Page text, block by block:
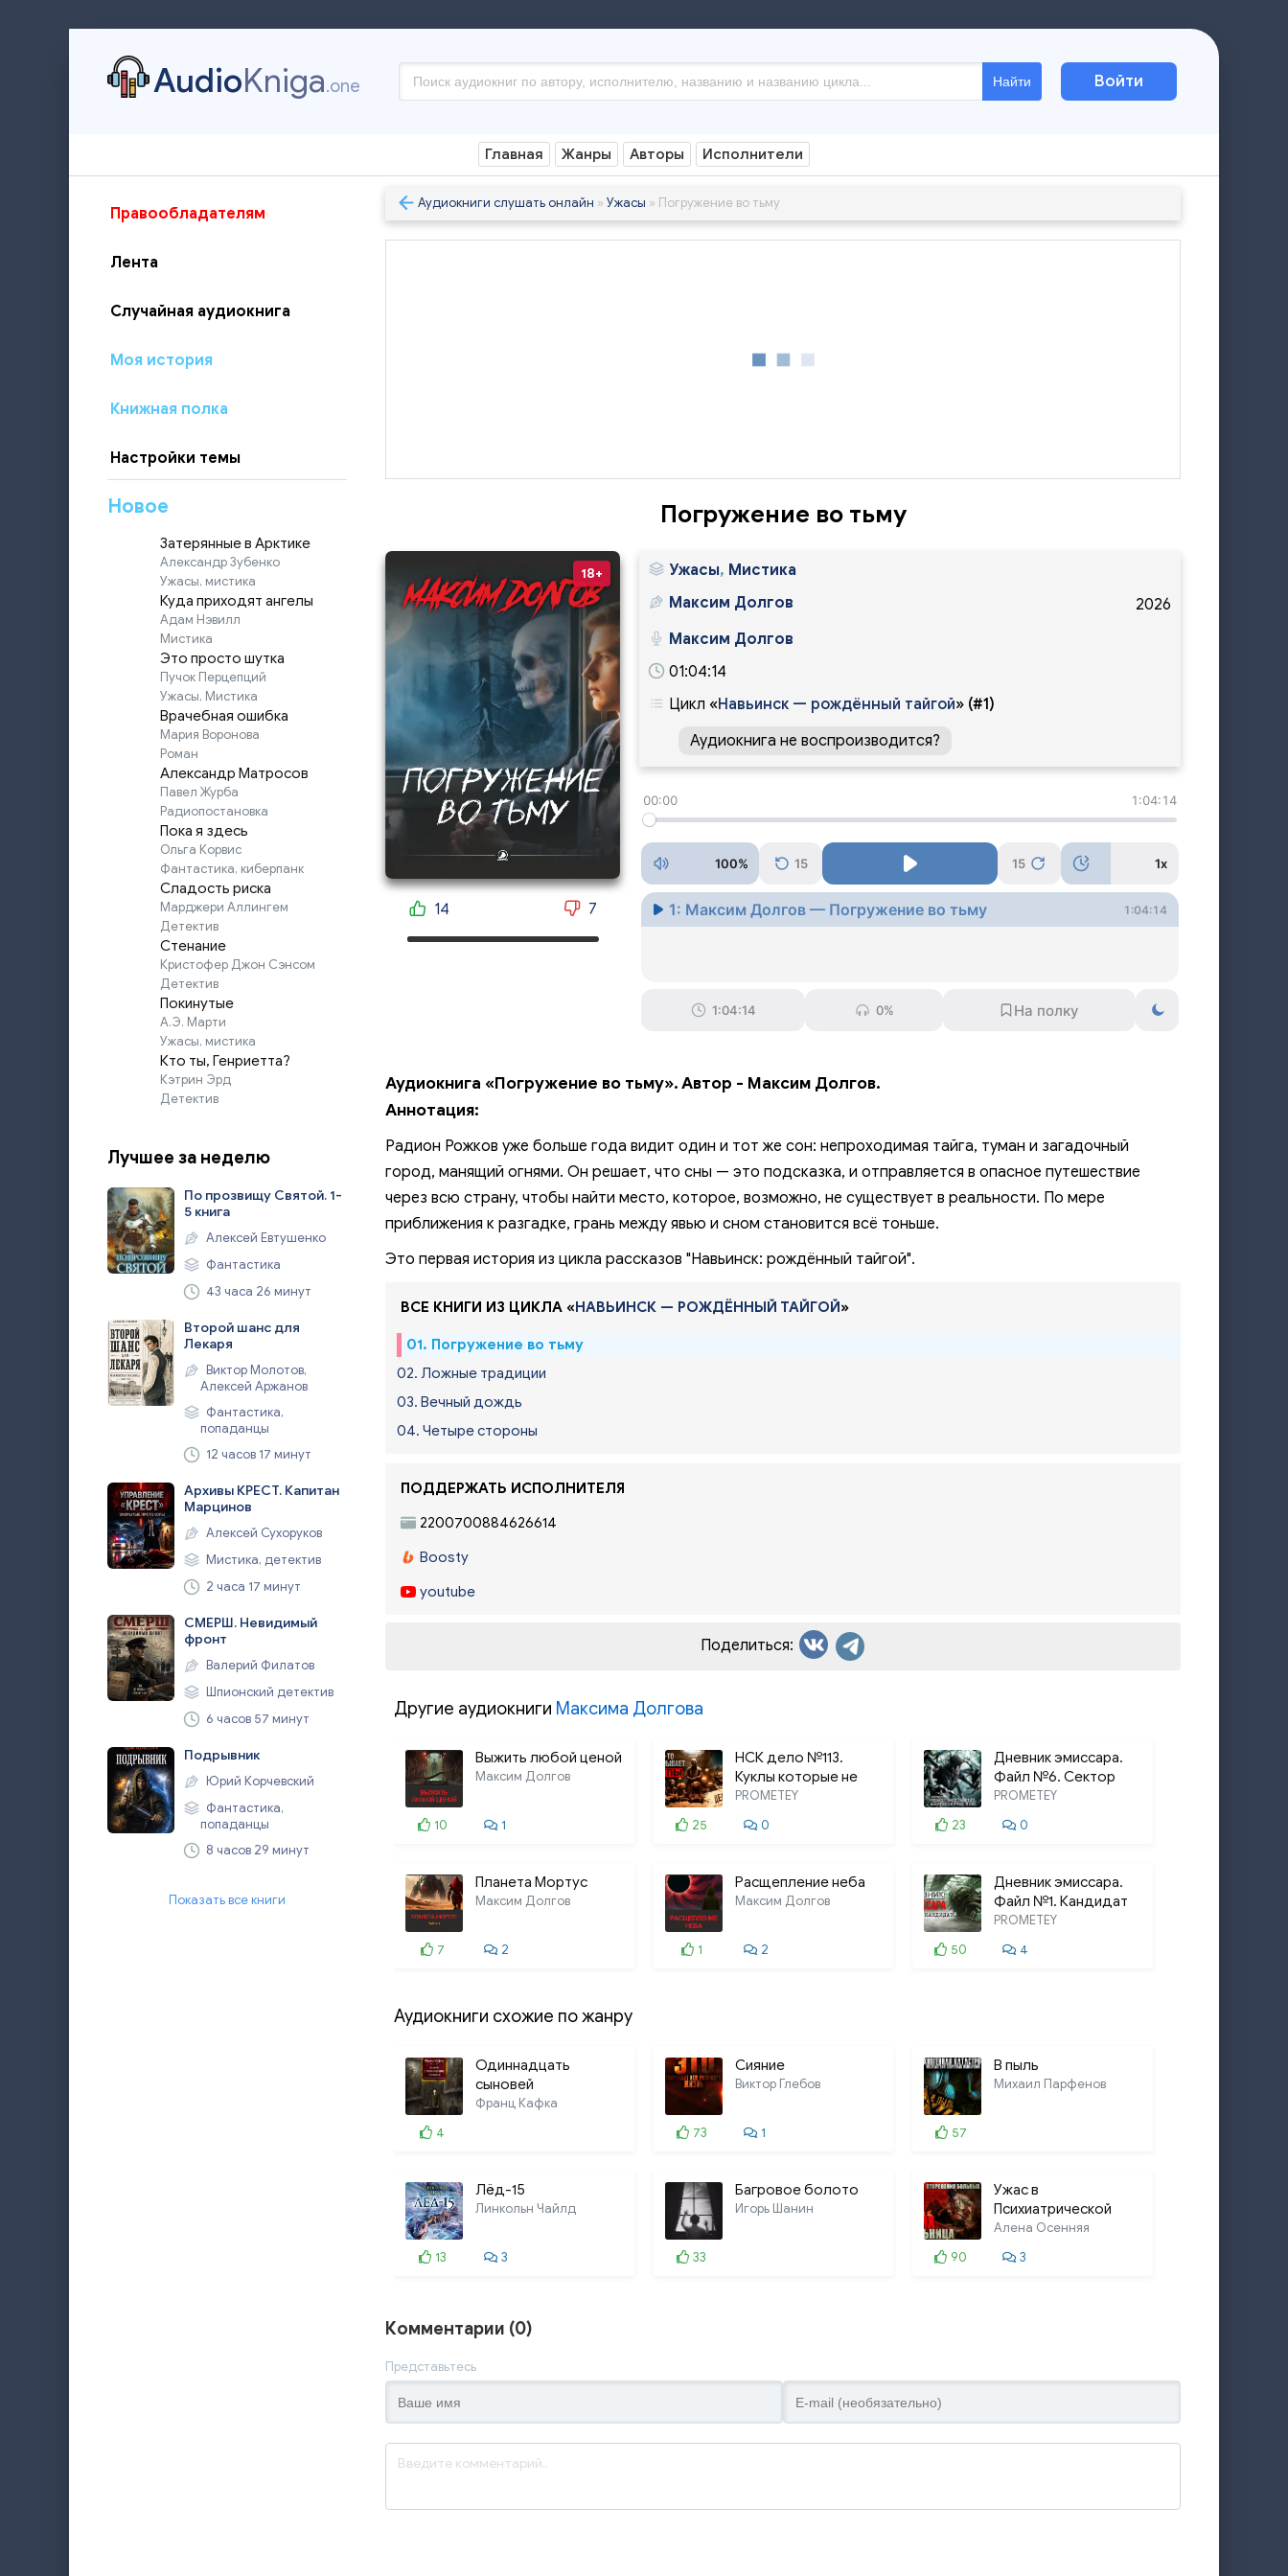
AudioKniga.one Найти Войти
Главная Жанры Авторы Исполнители
Правообладателям
Лента
Случайная аудиокнига
Моя история
Книжная полка
Настройки темы
Новое
Затерянные в Арктике
Александр Зубенко
Ужасы, мистика
Куда приходят ангелы
Адам Нэвилл
Мистика
Это просто шутка
Пучок Перцепций
Ужасы, Мистика
Врачебная ошибка
Мария Воронова
Роман
Александр Матросов
Павел Журба
Радиопостановка
Пока я здесь
Ольга Корвис
Фантастика, киберпанк
Сладость риска
Марджери Аллингем
Детектив
Стенание
Кристофер Джон Сэнсом
Детектив
Покинутые
А.Э. Марти
Ужасы, мистика
Кто ты, Генриетта?
Кэтрин Эрд
Детектив
Лучшее за неделю
По прозвищу Святой. 1-
5 книга
Алексей Евтушенко
Фантастика
43 часа 26 минут
Второй шанс для
Лекаря
Виктор Молотов,
Алексей Аржанов
Фантастика,
попаданцы
12 часов 17 минут
Архивы КРЕСТ. Капитан
Марцинов
Алексей Сухоруков
Мистика, детектив
2 часа 17 минут
СМЕРШ. Невидимый
фронт
Валерий Филатов
Шпионский детектив
6 часов 57 минут
Подрывник
Юрий Корчевский
Фантастика,
попаданцы
8 часов 29 минут
Показать все книги
Аудиокниги слушать онлайн » Ужасы » Погружение во тьму
Погружение во тьму
18+
14 7
Ужасы, Мистика
2026
Максим Долгов
Максим Долгов
01:04:14
Цикл «Навьинск — рождённый тайгой» (#1)
Аудиокнига не воспроизводится?
00:00 1:04:14
100% 15 15 1x
1: Максим Долгов — Погружение во тьму 1:04:14
1:04:14 0%
Аудиокнига «Погружение во тьму». Автор - Максим Долгов.
Аннотация:
Радион Рожков уже больше года видит один и тот же сон: непроходимая тайга, туман и загадочный
город, манящий огнями. Он решает, что сны — это подсказка, и отправляется в опасное путешествие
через всю страну, чтобы найти место, которое, возможно, не существует в реальности. По мере
приближения к разгадке, грань между явью и сном становится всё тоньше.
Это первая история из цикла рассказов "Навьинск: рождённый тайгой".
ВСЕ КНИГИ ИЗ ЦИКЛА «НАВЬИНСК — РОЖДЁННЫЙ ТАЙГОЙ»
01. Погружение во тьму
02. Ложные традиции
03. Вечный дождь
04. Четыре стороны
ПОДДЕРЖАТЬ ИСПОЛНИТЕЛЯ
2200700884626614
Boosty
youtube
Поделиться:
Другие аудиокниги Максима Долгова
Выжить любой ценой
Максим Долгов
10 1
НСК дело №113.
Куклы которые не
спят
PROMETEY
25
0
Дневник эмиссара.
Файл №6. Сектор
Куб
PROMETEY
23
0
Планета Мортус
Максим Долгов
7 2
Расщепление неба
Максим Долгов
1 2
Дневник эмиссара.
Файл №1. Кандидат
PROMETEY
50
4
Аудиокниги схожие по жанру
Одиннадцать
сыновей
Франц Кафка
4
Сияние
Виктор Глебов
73 1
В пыль
Михаил Парфенов
57
Лёд-15
Линкольн Чайлд
13 3
Багровое болото
Игорь Шанин
33
Ужас в
Психиатрической
больнице
Алена Осенняя
90
3
Комментарии (0)
Представьтесь